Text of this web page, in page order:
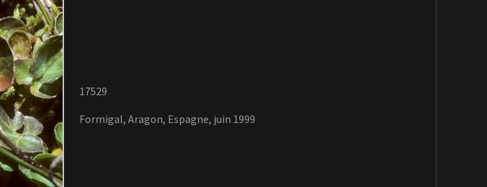
17529
Formigal, Aragon, Espagne, juin 1999